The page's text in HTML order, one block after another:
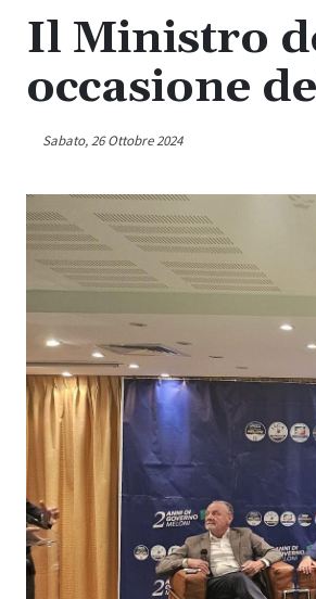
Il Ministro
occasione
Sabato, 26 Ottobre 2024